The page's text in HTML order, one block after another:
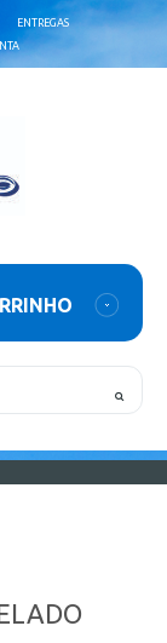
ENTREGAS